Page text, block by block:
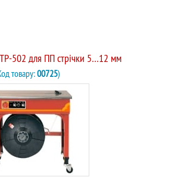
502 для ПП стрічки 5…12 мм
товару:00725)